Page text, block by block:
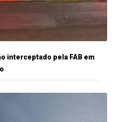
interceptado pela FAB em